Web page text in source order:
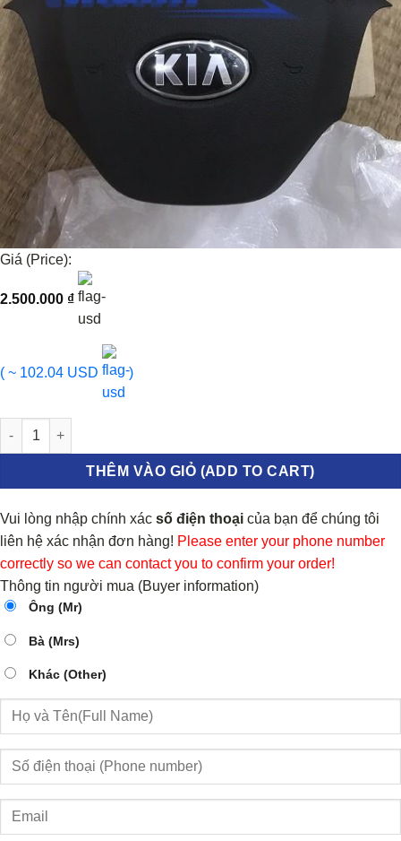
Giá (Price):
2.500.000 ₫
( ~ 102.04 USD )
TÚI KHÍ CHÍNH KIA MORNING số lượng
THÊM VÀO GIỎ (ADD TO CART)
Vui lòng nhập chính xác số điện thoại của bạn để chúng tôi
liên hệ xác nhận đơn hàng! Please enter your phone number
correctly so we can contact you to confirm your order!
Thông tin người mua (Buyer information)
Ông (Mr)
Bà (Mrs)
Khác (Other)